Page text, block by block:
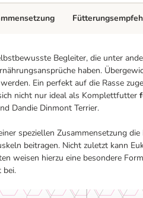
Begleiter, die unter
haben.
Ein perfekt auf die Rasse
nicht nur ideal als Komplettfutter
Dandie Dinmont Terrier.
speziellen Zusammensetzung die
beitragen. Nicht zuletzt kann
weisen hierzu eine besondere
bei.